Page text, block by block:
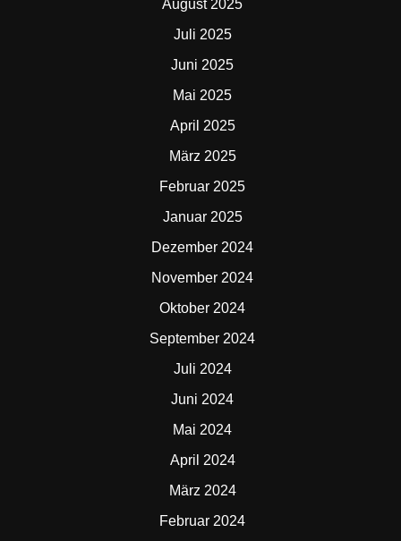
August 2025
Juli 2025
Juni 2025
Mai 2025
April 2025
März 2025
Februar 2025
Januar 2025
Dezember 2024
November 2024
Oktober 2024
September 2024
Juli 2024
Juni 2024
Mai 2024
April 2024
März 2024
Februar 2024